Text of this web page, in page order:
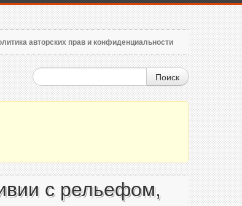
авторских прав и конфиденциальности
Поиск
с рельефом,